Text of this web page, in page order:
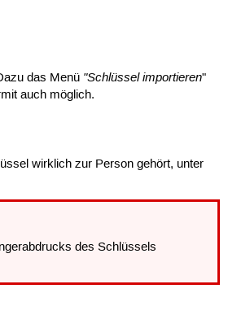
das Menü "Schlüssel importieren"
auch möglich.
wirklich zur Person gehört, unter
des Schlüssels